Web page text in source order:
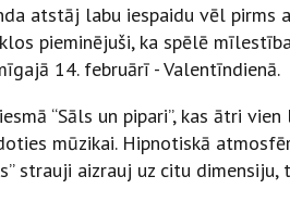
atstāj labu iespaidu vēl pirms
pieminējuši, ka spēlē
14. februārī - Valentīndienā.
“Sāls un pipari”, kas ātri
mūzikai. Hipnotiskā
strauji aizrauj uz citu dimensiju,